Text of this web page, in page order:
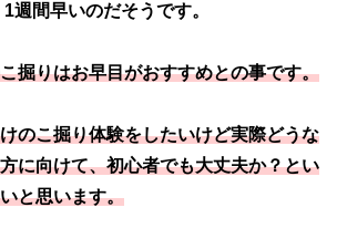
週間早いのだそうです。
掘りはお早目がおすすめとの事です。
のこ掘り体験をしたいけど実際どうな
に向けて、初心者でも大丈夫か？とい
と思います。